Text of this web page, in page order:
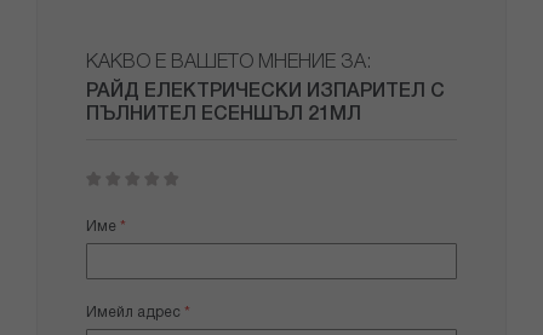
КАКВО Е ВАШЕТО МНЕНИЕ ЗА:
РАЙД ЕЛЕКТРИЧЕСКИ ИЗПАРИТЕЛ С
ПЪЛНИТЕЛ ЕСЕНШЪЛ 21МЛ
star
stars
stars
stars
stars
Име
Имейл адрес